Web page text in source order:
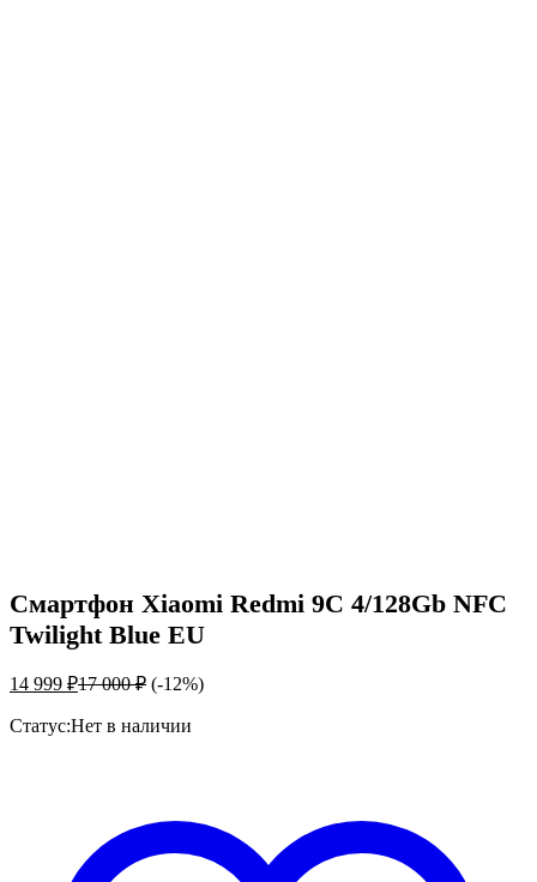
Смартфон Xiaomi Redmi 9C 4/128Gb NFC
Twilight Blue EU
14 999 ₽17 000₽ (-12%)
Статус:Нет в наличии